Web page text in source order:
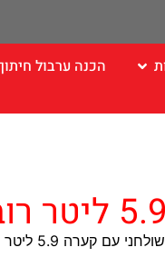
הכנה ערבול
5.9 ליטר רובוט קופ צרפת